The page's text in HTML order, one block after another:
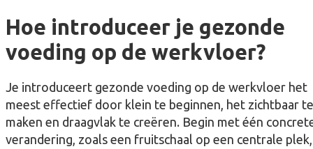
Hoe introduceer je gezonde
voeding op de werkvloer?
Je introduceert gezonde voeding op de werkvloer het
meest effectief door klein te beginnen, het zichtbaar te
maken en draagvlak te creëren. Begin met één
verandering, zoals een fruitschaal op een centrale plek,